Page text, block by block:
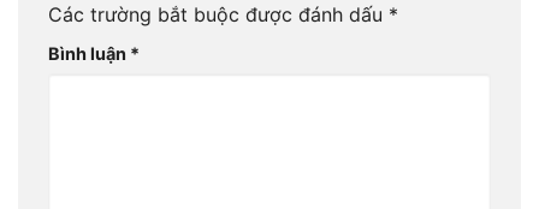
Các trường bắt buộc được đánh dấu *
Bình luận *